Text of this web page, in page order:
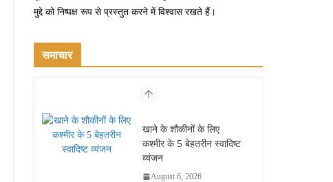
मुद्दे को निष्पक्ष रूप से प्रस्तुत करने में विश्वास रखते हैं।
समाचार
खाने के शौकीनों के लिए
कश्मीर के 5 बेहतरीन स्वादिष्ट
व्यंजन
August 6, 2026